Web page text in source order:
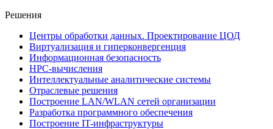
Решения
Центры обработки данных. Проектирование ЦОД
Виртуализация и гиперконвергенция
Информационная безопасность
HPC-вычисления
Интеллектуальные аналитические системы
Отраслевые решения
Построение LAN/WLAN сетей организации
Разработка программного обеспечения
Построение IT-инфраструктуры